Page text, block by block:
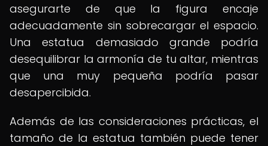
asegurarte de que la figura encaje
adecuadamente sin sobrecargar el espacio.
Una estatua demasiado grande podría
desequilibrar la armonía de tu altar, mientras
que una muy pequeña podría pasar
desapercibida.
Además de las consideraciones prácticas, el
tamaño de la estatua también puede tener